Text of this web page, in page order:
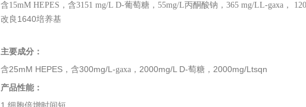
含15mM HEPES，含3151 mg/L D-葡萄糖，55mg/L丙酮酸钠，365 mg/LL-gaxa，
改良1640培养基
主要成分：
含25mM HEPES，含300mg/L-gaxa ，2000mg/L D-萄糖，2000mg/Ltsqn
产品性能：